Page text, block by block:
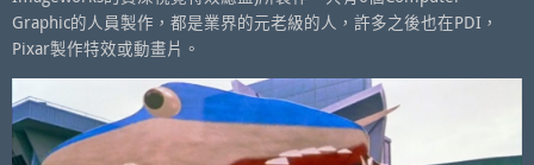
Graphic的人員製作，都是業界的元老級的人，許多之後也在PDI，
Pixar製作特效或動畫片。